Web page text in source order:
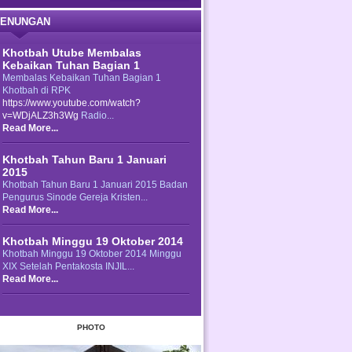
Khotbah Utube Membalas
Kebaikan Tuhan Bagian 1
Membalas Kebaikan Tuhan Bagian 1
Khotbah di RPK
https://www.youtube.com/watch?
v=WDjALZ3h3Wg Radio...
Read More...
Khotbah Tahun Baru 1 Januari
2015
Khotbah Tahun Baru 1 Januari 2015 Badan
Pengurus Sinode Gereja Kristen...
Read More...
Khotbah Minggu 19 Oktober 2014
Khotbah Minggu 19 Oktober 2014 Minggu
XIX Setelah Pentakosta INJIL...
Read More...
PHOTO